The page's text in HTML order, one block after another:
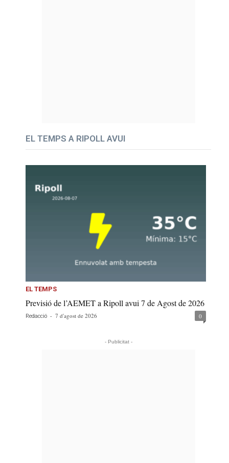
EL TEMPS A RIPOLL AVUI
EL TEMPS
Previsió de l’AEMET a Ripoll avui 7 de Agost de 2026
Redacció - 7 d'agost de 2026 0
- Publicitat -